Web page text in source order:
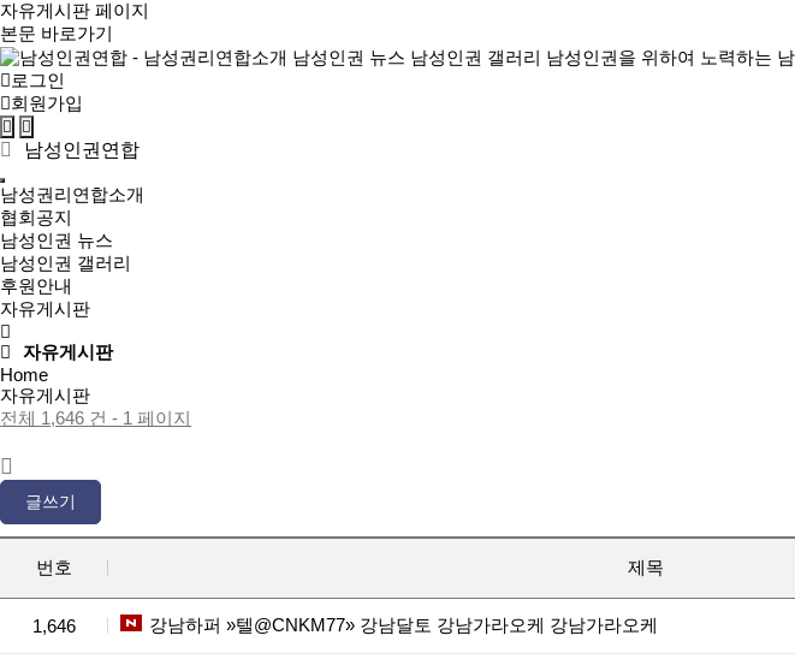
자유게시판 페이지
본문 바로가기
로그인
회원가입
검
색
튼
메
뉴
튼
남성인권연합
남성권리연합소개
협회공지
남성인권 뉴스
남성인권 갤러리
후원안내
자유게시판
자유게시판
Home
자유게시판
전체 1,646 건 - 1 페이지
글쓰기
번호 제목
1,646 강남하퍼 »텔@CNKM77» 강남달토 강남가라오케 강남가라오케